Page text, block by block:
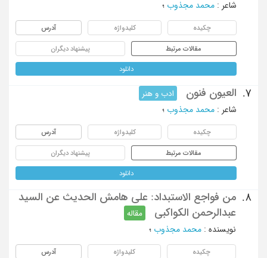
شاعر : محمد مجذوب ؛
چکیده کلیدواژه آدرس
مقالات مرتبط پیشنهاد دیگران
دانلود
7. العیون فنون
ادب و هنر
شاعر : محمد مجذوب ؛
چکیده کلیدواژه آدرس
مقالات مرتبط پیشنهاد دیگران
دانلود
8.
من فواجع الاستبداد: علی هامش الحدیث عن السید
عبدالرحمن الکواکبی
مقاله
نویسنده : محمد مجذوب ؛
چکیده کلیدواژه آدرس